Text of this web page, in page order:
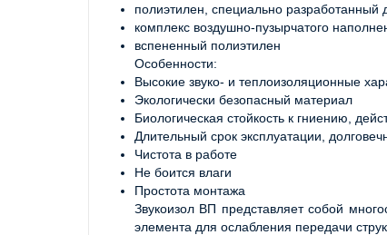
полиэтилен, специально
комплекс воздушно-пузырчатого
вспененный полиэтилен
Особенности:
Высокие звуко- и теплоизоляционные
Экологически безопасный материал
Биологическая стойкость к гниению,
Длительный срок эксплуатации,
Чистота в работе
Не боится влаги
Простота монтажа
Звукоизол ВП представляет собой
элемента для ослабления передачи